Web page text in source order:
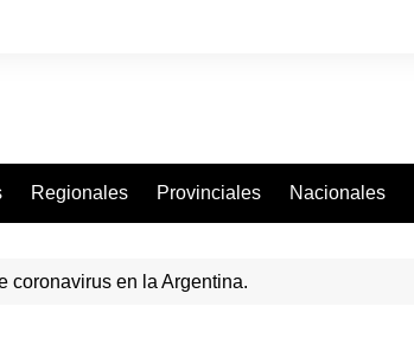
Regionales Provinciales Nacionales
coronavirus en la Argentina.